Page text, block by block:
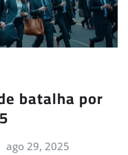
batalha por
ago 29, 2025